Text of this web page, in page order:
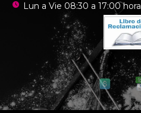
Lun a Vie 08:30 a 17:00